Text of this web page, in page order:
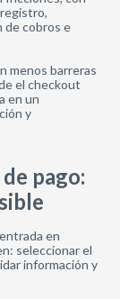
de cobros e
menos barreras
el checkout
en un
y
pago:
en
seleccionar el
información y